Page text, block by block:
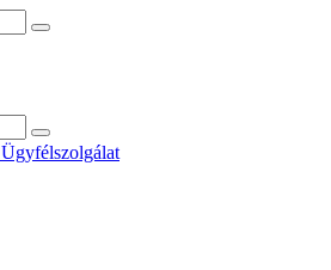
Ügyfélszolgálat